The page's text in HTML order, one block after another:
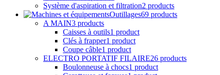
Système d'aspiration et filtration2 products
Outillages69 products
A MAIN3 products
Caisses à outils1 product
Clés à frapper1 product
Coupe câble1 product
ELECTRO PORTATIF FILAIRE26 products
Boulonneuse à chocs1 product